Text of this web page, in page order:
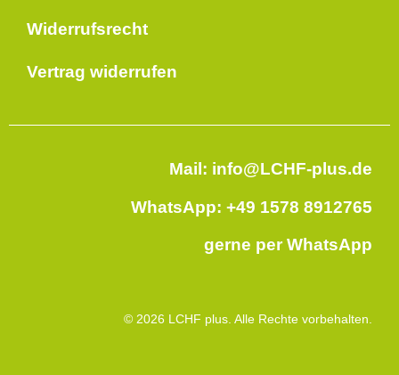
Widerrufsrecht
Vertrag widerrufen
Mail: info@LCHF-plus.de
WhatsApp: +49 1578 8912765
gerne per WhatsApp
© 2026 LCHF plus. Alle Rechte vorbehalten.